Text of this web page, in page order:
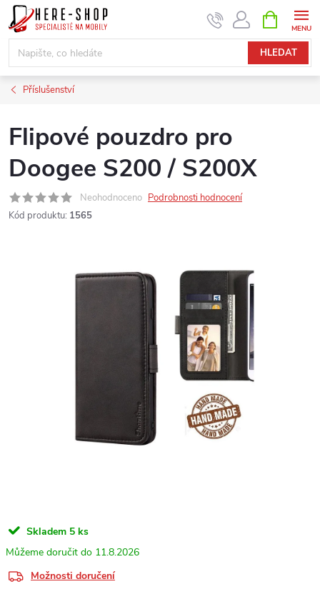
Přejít
na
obsah
HLEDAT
NÁKUPNÍ
KOŠÍK
Příslušenství
Flipové pouzdro pro
Doogee S200 / S200X
Neohodnoceno Podrobnosti hodnocení
Kód produktu: 1565
Skladem 5 ks
11.8.2026
Možnosti doručení